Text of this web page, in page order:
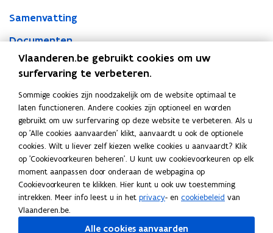
Samenvatting
Documenten
Samenvatting
Ontwerp van omzendbrief KBBJ/ABB 2026/3 betreffende de
wettelijke verplichtingen van de Vlaamse lokale en provinciale
besturen bij betalingsachterstand
Documenten
V
R
2
0
VR 2026 2703 MED.0117-1 Omzendbrief BVR
betalingsachterstand - mededeling
V
R
2
0
PDF • 45,5KB
VR 2026 2703 MED.0117-2 Omzendbrief BVR
Vlaanderen.be gebruikt cookies om uw
surfervaring te verbeteren.
Sommige cookies zijn noodzakelijk om de website optimaal te
laten functioneren. Andere cookies zijn optioneel en worden
gebruikt om uw surfervaring op deze website te verbeteren. Als u
op 'Alle cookies aanvaarden' klikt, aanvaardt u ook de optionele
cookies. Wilt u liever zelf kiezen welke cookies u aanvaardt? Klik
op 'Cookievoorkeuren beheren'. U kunt uw cookievoorkeuren op elk
moment aanpassen door onderaan de webpagina op
Cookievoorkeuren te klikken. Hier kunt u ook uw toestemming
intrekken. Meer info leest u in het privacy- en cookiebeleid van
Vlaanderen.be.
Alle cookies aanvaarden